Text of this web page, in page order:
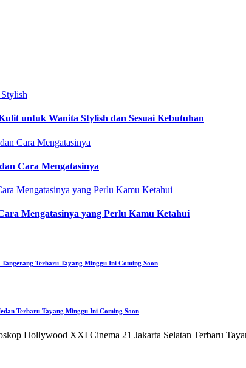
untuk Wanita Stylish dan Sesuai Kebutuhan
Cara Mengatasinya
Mengatasinya yang Perlu Kamu Ketahui
Terbaru Tayang Minggu Ini Coming Soon
Terbaru Tayang Minggu Ini Coming Soon
Hollywood XXI Cinema 21 Jakarta Selatan Terbaru